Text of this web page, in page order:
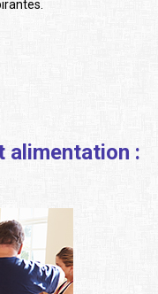
alimentation :